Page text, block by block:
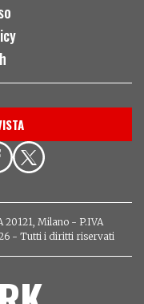
20121, Milano - P.IVA
- Tutti i diritti riservati